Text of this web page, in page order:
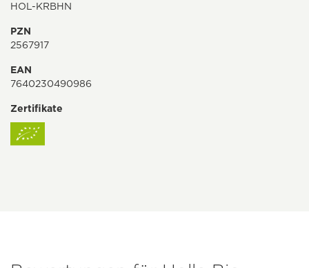
HOL-KRBHN
PZN
2567917
EAN
7640230490986
Zertifikate